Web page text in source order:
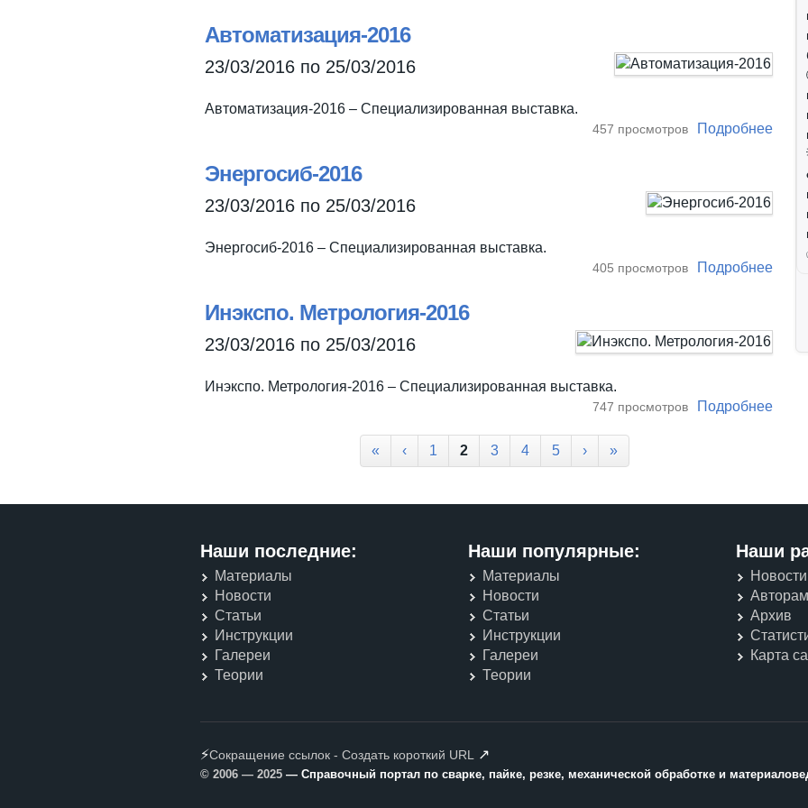
Автоматизация-2016
23/03/2016 по 25/03/2016
Автоматизация-2016 – Специализированная выставка.
Подробнее
457 просмотров
Энергосиб-2016
23/03/2016 по 25/03/2016
Энергосиб-2016 – Специализированная выставка.
Подробнее
405 просмотров
Инэкспо. Метрология-2016
23/03/2016 по 25/03/2016
Инэкспо. Метрология-2016 – Специализированная выставка.
Подробнее
747 просмотров
« ‹ 1 2 3 4 5 › »
Наши последние:
Материалы
Новости
Статьи
Инструкции
Галереи
Теории
Наши популярные:
Материалы
Новости
Статьи
Инструкции
Галереи
Теории
Наши
Авторам
Архив
Карта
⚡Сокращение ссылок - Создать короткий URL ↗
© 2006 — 2025 — Справочный портал по сварке, пайке, резке, механической обработке и